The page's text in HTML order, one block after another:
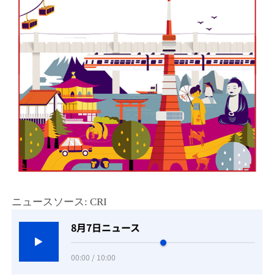
ニュースソース: CRI
8月7日ニュース
00:00 / 10:00